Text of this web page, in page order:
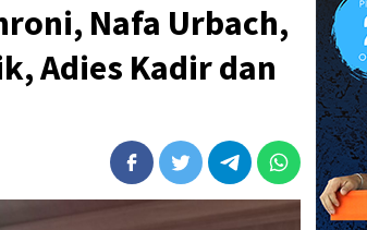
Nafa Urbach,
Adies Kadir dan